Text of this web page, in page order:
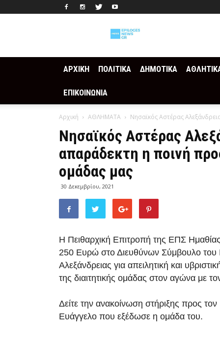
ΑΡΧΙΚΗ ΠΟΛΙΤΙΚΑ ΔΗΜΟΤΙΚΑ
ΕΠΙΚΟΙΝΩΝΙΑ
Αρχική ΑΘΛΗΜΑΤΑ Νησαϊκός Αστέρας
Νησαϊκός Αστέρας
απαράδεκτη η ποινή
ομάδας μας
30 Δεκεμβρίου, 2021
Η Πειθαρχική Επιτροπή της ΕΠΣ
250 Ευρώ στο Διευθύνων Σύμβουλο του
Αλεξάνδρειας για απειλητική και
της διαιτητικής ομάδας στον αγώνα με
Δείτε την ανακοίνωση στήριξης προς
Ευάγγελο που εξέδωσε η ομάδα του.